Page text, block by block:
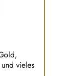
vieles